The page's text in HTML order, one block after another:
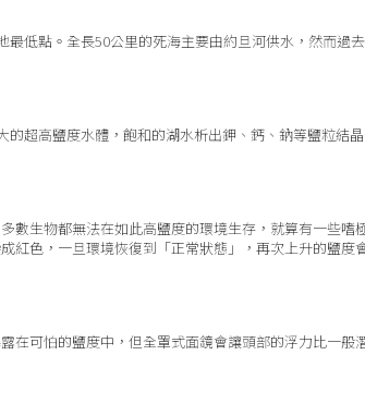
低點。全長50公里的死海主要由約旦河供水，然而過
超高鹽度水體，飽和的湖水析出鉀、鈣、鈉等鹽粒結
數生物都無法在如此高鹽度的環境生存，就算有一些嗜
色，一旦環境恢復到「正常狀態」，再次上升的鹽度
在可怕的鹽度中，但全罩式面鏡會讓頭部的浮力比一般